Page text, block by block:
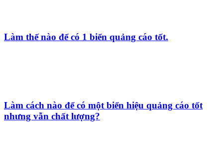
Làm thế nào để có 1 biển quảng cáo tốt.
Làm cách nào để có một biển hiệu quảng cáo tốt
nhưng vẫn chất lượng?